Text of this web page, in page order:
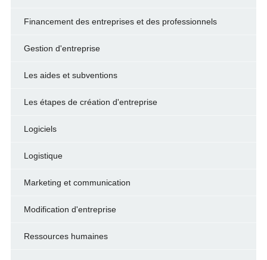
Financement des entreprises et des professionnels
Gestion d'entreprise
Les aides et subventions
Les étapes de création d'entreprise
Logiciels
Logistique
Marketing et communication
Modification d'entreprise
Ressources humaines